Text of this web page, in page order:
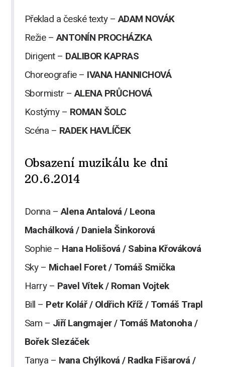
Překlad a české texty –ADAM NOVÁK
Režie –ANTONÍN PROCHÁZKA
Dirigent – DALIBOR KAPRAS
Choreografie – IVANA HANNICHOVÁ
Sbormistr – ALENA PRŮCHOVÁ
Kostýmy – ROMAN ŠOLC
Scéna – RADEK HAVLÍČEK
Obsazení muzikálu ke dni
20.6.2014
Donna –Alena Antalová / Leona
Machálková / Daniela Šinkorová
Sophie – Hana Holišová / Sabina Křováková
Sky – Michael Foret / Tomáš Smička
Harry – Pavel Vítek / Roman Vojtek
Bill – Petr Kolář / Oldřich Kříž / Tomáš Trapl
Sam – Jiří Langmajer / Tomáš Matonoha /
Bořek Slezáček
Tanya – Ivana Chýlková / Radka Fišarová /